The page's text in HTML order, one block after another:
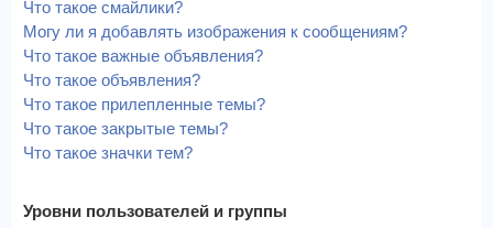
Что такое смайлики?
Могу ли я добавлять изображения к сообщениям?
Что такое важные объявления?
Что такое объявления?
Что такое прилепленные темы?
Что такое закрытые темы?
Что такое значки тем?
Уровни пользователей и группы